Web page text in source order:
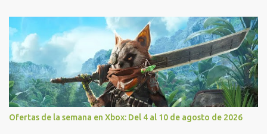
Ofertas de la semana en Xbox: Del 4 al 10 de agosto de 2026